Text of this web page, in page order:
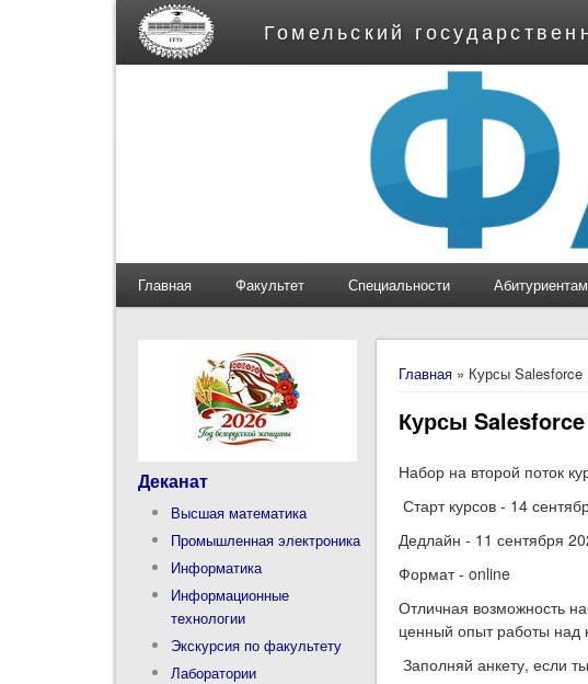
Гомельский
Главная Факультет Специальности Абитуриентам
Вы здесь
Главная » Курсы Salesforce
Курсы
Набор на второй поток
Старт курсов - 14
Дедлайн - 11 сентября
Формат - online
Отличная возможность
ценный опыт работы
Заполняй анкету, если
Деканат
Высшая математика
Промышленная электроника
Информатика
Информационные
технологии
Экскурсия по факультету
Лаборатории